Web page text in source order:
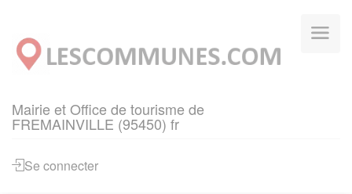
Mairie et Office de tourisme de
FREMAINVILLE (95450) fr
Se connecter